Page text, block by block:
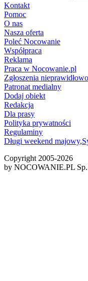
Kontakt
Pomoc
O nas
Nasza oferta
Poleć Nocowanie
Współpraca
Reklama
Praca w Nocowanie.pl
Zgłoszenia
Patronat medialny
Dodaj obiekt
Redakcja
Dla prasy
Polityka prywatności
Regulaminy
Długi weekend majowy,
Copyright 2005-2026
by NOCOWANIE.PL Sp.